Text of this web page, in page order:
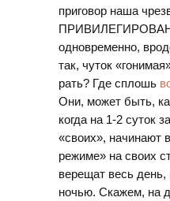
приговор наша
одновременно,
так, чуток
рать? Где сплошь
Они, может быть,
когда на 1-2 суток
«своих», начинают
режиме» на своих
верещат весь
ночью. Скажем, на